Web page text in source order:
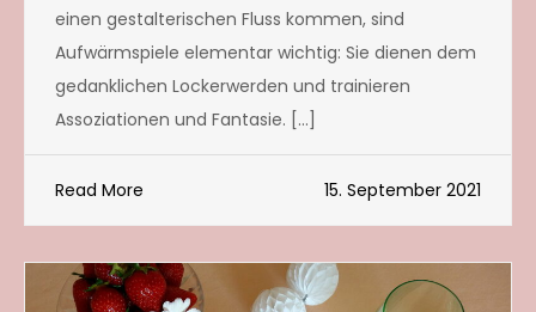
einen gestalterischen Fluss kommen, sind
Aufwärmspiele elementar wichtig: Sie dienen dem
gedanklichen Lockerwerden und trainieren
Assoziationen und Fantasie. […]
Read More 15. September 2021